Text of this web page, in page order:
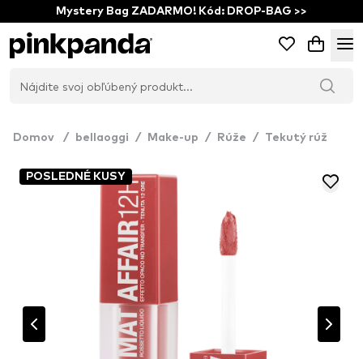
Mystery Bag ZADARMO! Kód: DROP-BAG >>
Domov / bellaoggi / Make-up / Rúže / Tekutý rúž
POSLEDNÉ KUSY